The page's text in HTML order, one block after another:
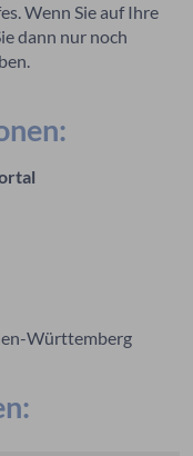
Wenn Sie auf Ihre
dann nur noch
Württemberg